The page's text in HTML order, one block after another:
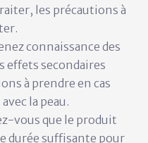
les précautions à
connaissance des
effets secondaires
à prendre en cas
la peau.
vous que le produit
durée suffisante pour